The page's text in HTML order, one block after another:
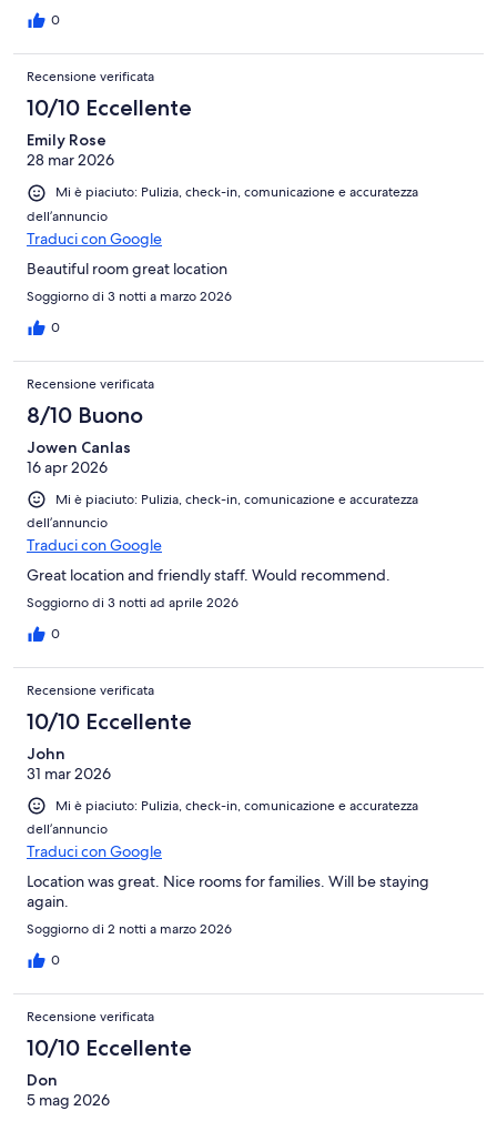
0
Recensione verificata
10/10 Eccellente
Emily Rose
28 mar 2026
Mi è piaciuto: Pulizia, check-in, comunicazione e accuratezza
dell’annuncio
Traduci con Google
Beautiful room great location
Soggiorno di 3 notti a marzo 2026
0
Recensione verificata
8/10 Buono
Jowen Canlas
16 apr 2026
Mi è piaciuto: Pulizia, check-in, comunicazione e accuratezza
dell’annuncio
Traduci con Google
Great location and friendly staff. Would recommend.
Soggiorno di 3 notti ad aprile 2026
0
Recensione verificata
10/10 Eccellente
John
31 mar 2026
Mi è piaciuto: Pulizia, check-in, comunicazione e accuratezza
dell’annuncio
Traduci con Google
Location was great. Nice rooms for families. Will be staying
again.
Soggiorno di 2 notti a marzo 2026
0
Recensione verificata
10/10 Eccellente
Don
5 mag 2026